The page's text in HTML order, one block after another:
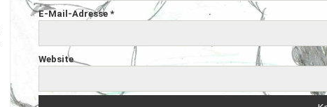
E-Mail-Adresse *
Website